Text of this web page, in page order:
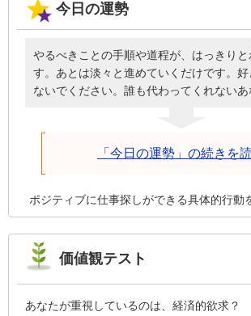
今日の運勢
やるべきことの手順や道程が、はっきり
す。あとは淡々と進めていくだけです。
ないでください。誰も代わってくれないあ
たつもりにしかならず、体験しなければ得
す。今日は体験することを重視してみてく
喜一憂しないで、成功しても失敗しても、
忘れないようにしてください。
「今日の運勢」の続きを
ポジティブに仕事探しができる具体的行動
価値観テスト
あなたが重視しているのは、経済的欲求？